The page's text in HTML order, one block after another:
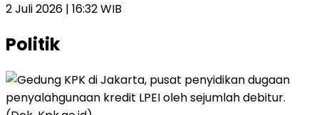
2 Juli 2026 | 16:32 WIB
Politik